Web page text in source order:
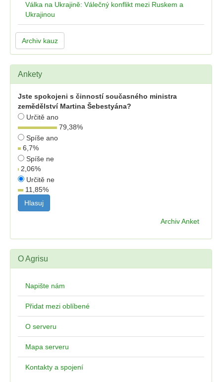
Válka na Ukrajině: Válečný konflikt mezi Ruskem a
Ukrajinou
Archiv kauz
Ankety
Jste spokojeni s činností současného ministra
zemědělství Martina Šebestyána?
Určitě ano
79,38%
Spíše ano
6,7%
Spíše ne
2,06%
Určitě ne
11,85%
Archiv Anket
O Agrisu
Napište nám
Přidat mezi oblíbené
O serveru
Mapa serveru
Kontakty a spojení